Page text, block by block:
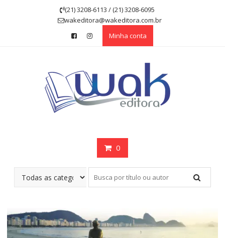
(21) 3208-6113 / (21) 3208-6095
wakeditora@wakeditora.com.br
Minha conta
0